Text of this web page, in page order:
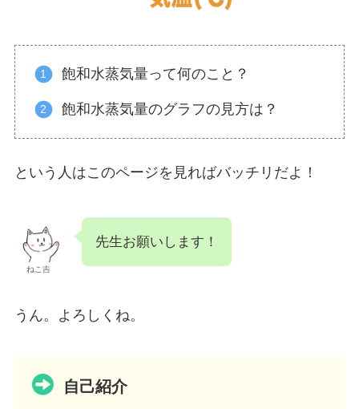
飽和水蒸気量って何のこと？
飽和水蒸気量のグラフの見方は？
という人はこのページを見ればバッチリだよ！
ねこ吉
先生お願いします！
うん。よろしくね。
自己紹介